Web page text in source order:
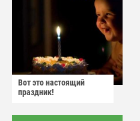
Вот это настоящий
праздник!